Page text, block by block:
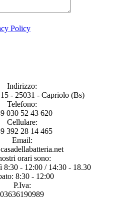
Policy
Indirizzo:
- 25031 - Capriolo (Bs)
Telefono:
030 52 43 620
Cellulare:
392 28 14 465
Email:
orari sono:
8:30 - 12:00 / 14:30 - 18.30
8:30 - 12:00
P.Iva:
03636190989